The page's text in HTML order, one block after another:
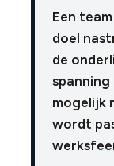
Een
doel
de
mogelijk
wordt